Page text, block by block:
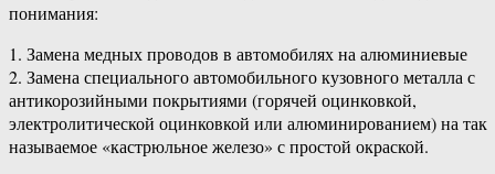
понимания:
1. Замена медных проводов в автомобилях на алюминиевые
2. Замена специального автомобильного кузовного металла с
антикорозийными покрытиями (горячей оцинковкой,
электролитической оцинковкой или алюминированием) на так
называемое «кастрюльное железо» с простой окраской.